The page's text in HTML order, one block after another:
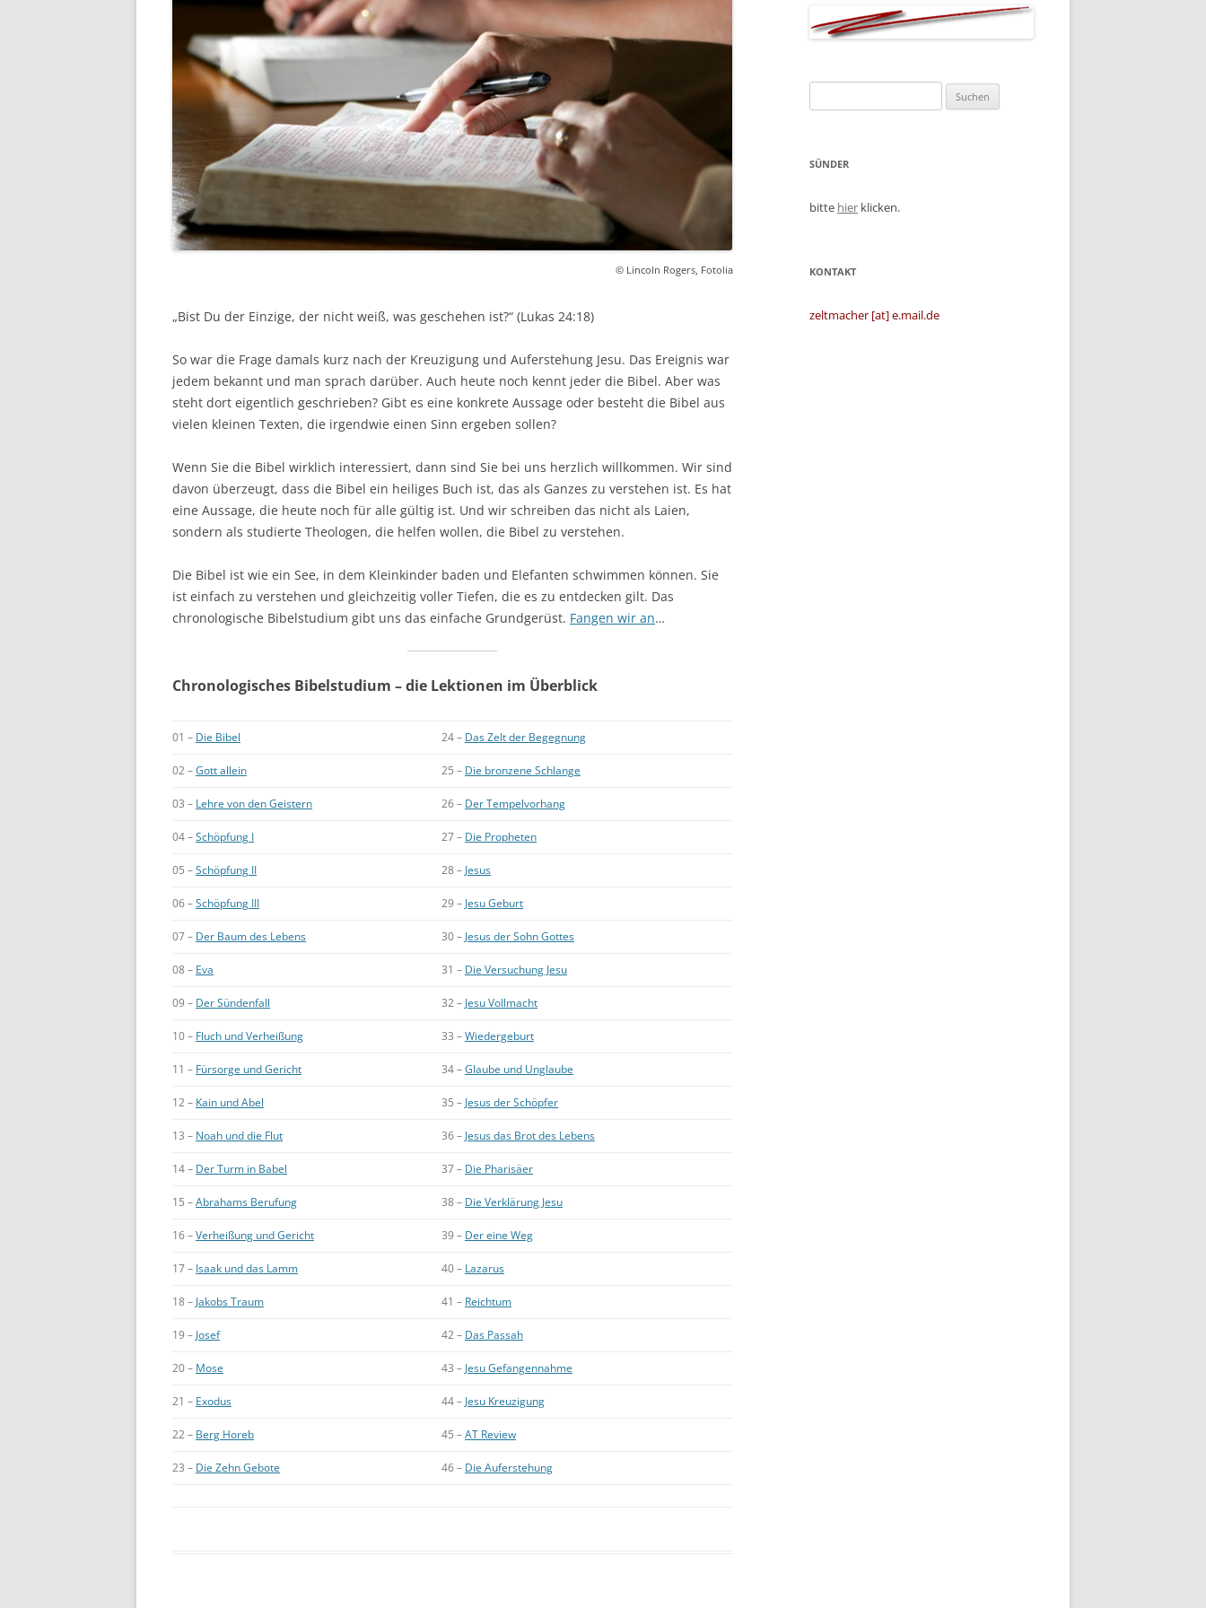
© Lincoln Rogers, Fotolia
„Bist Du der Einzige, der nicht weiß, was geschehen ist?“ (Lukas 24:18)
So war die Frage damals kurz nach der Kreuzigung und Auferstehung Jesu. Das Ereignis war
jedem bekannt und man sprach darüber. Auch heute noch kennt jeder die Bibel. Aber was
steht dort eigentlich geschrieben? Gibt es eine konkrete Aussage oder besteht die Bibel aus
vielen kleinen Texten, die irgendwie einen Sinn ergeben sollen?
Wenn Sie die Bibel wirklich interessiert, dann sind Sie bei uns herzlich willkommen. Wir sind
davon überzeugt, dass die Bibel ein heiliges Buch ist, das als Ganzes zu verstehen ist. Es hat
eine Aussage, die heute noch für alle gültig ist. Und wir schreiben das nicht als Laien,
sondern als studierte Theologen, die helfen wollen, die Bibel zu verstehen.
Die Bibel ist wie ein See, in dem Kleinkinder baden und Elefanten schwimmen können. Sie
ist einfach zu verstehen und gleichzeitig voller Tiefen, die es zu entdecken gilt. Das
chronologische Bibelstudium gibt uns das einfache Grundgerüst. Fangen wir an…
Chronologisches Bibelstudium – die Lektionen im Überblick
01 – Die Bibel 24 – Das Zelt der Begegnung
02 –Gott allein 25 – Die bronzene Schlange
03 – Lehre von den Geistern 26 – Der Tempelvorhang
04 –Schöpfung I 27 – Die Propheten
05 –Schöpfung II 28 – Jesus
06 –Schöpfung III 29 – Jesu Geburt
07 – Der Baum des Lebens 30 – Jesus der Sohn Gottes
08 – Eva 31 – Die Versuchung Jesu
09 – Der Sündenfall 32 – Jesu Vollmacht
10 – Fluch und Verheißung 33 –Wiedergeburt
11 – Fürsorge und Gericht 34 –Glaube und Unglaube
12 – Kain und Abel 35 – Jesus der Schöpfer
13 – Noah und die Flut 36 – Jesus das Brot des Lebens
14 – Der Turm in Babel 37 – Die Pharisäer
15 –Abrahams Berufung 38 – Die Verklärung Jesu
16 –Verheißung und Gericht 39 – Der eine Weg
17 – Isaak und das Lamm 40 – Lazarus
18 – Jakobs Traum 41 – Reichtum
19 – Josef 42 – Das Passah
20 – Mose 43 – Jesu Gefangennahme
21 – Exodus 44 – Jesu Kreuzigung
22 – Berg Horeb 45 –AT Review
23 – Die Zehn Gebote 46 – Die Auferstehung
nach:
SÜNDER
bitte hier klicken.
KONTAKT
zeltmacher [at] e.mail.de